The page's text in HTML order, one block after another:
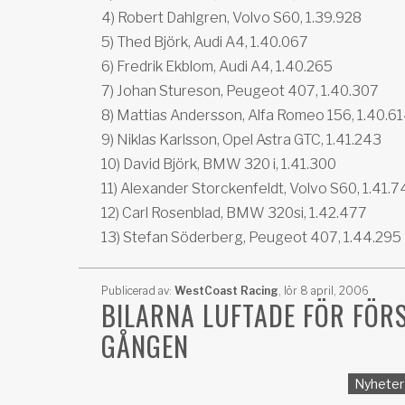
4) Robert Dahlgren, Volvo S60, 1.39.928
5) Thed Björk, Audi A4, 1.40.067
6) Fredrik Ekblom, Audi A4, 1.40.265
7) Johan Stureson, Peugeot 407, 1.40.307
8) Mattias Andersson, Alfa Romeo 156,
9) Niklas Karlsson, Opel Astra GTC, 1.41.243
10) David Björk, BMW 320 i, 1.41.300
11) Alexander Storckenfeldt, Volvo S60,
12) Carl Rosenblad, BMW 320si, 1.42.477
13) Stefan Söderberg, Peugeot 407, 1.44.295
Publicerad av: WestCoast Racing, lör 8 april, 2006
BILARNA LUFTADE FÖR
GÅNGEN
Nyheter